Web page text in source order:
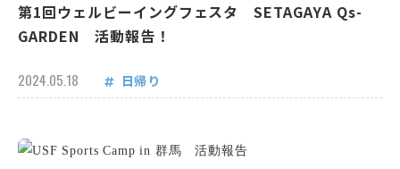
第1回ウェルビーイングフェスタ SETAGAYA Qs-
GARDEN 活動報告！
2024.05.18 日帰り